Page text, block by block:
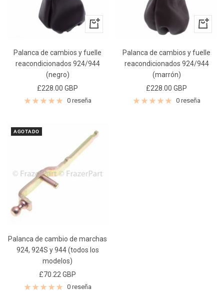
+
Añadir
Palanca de cambios y fuelle
reacondicionados 924/944
(negro)
Precio
de
£228.00 GBP
0 reseña
+
Añadir
Palanca de cambios y fuelle
reacondicionados 924/944
(marrón)
Precio
de
£228.00 GBP
0 reseña
AGOTADO
Palanca de cambio de marchas
924, 924S y 944 (todos los
modelos)
Precio
de
£70.22 GBP
0 reseña